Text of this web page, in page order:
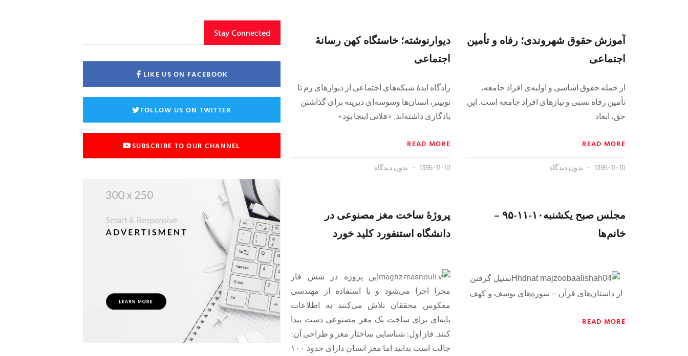
آموزش حقوق شهروندی؛ رفاه و تأمين
اجتماعى
از جمله حقوق اساسى و اوليه‌ی افراد جامعه،
تأمين رفاه نسبى و نيازهاى افراد جامعه است. اين
حق، ابعاد
READ MORE
1395-11-10 بدون دیدگاه
دیوارنوشته‌؛ خاستگاه‌ کهن رسانهٔ
اجتماعی
زادگاه ایدهٔ شبکه‌های اجتماعی از دیوارهای رم تا
توییتر، انسان‌ها وسوسه‌ای دیرینه‌ برای گذاشتن
یادگاری داشته‌اند. «فلانی اینجا بود»
READ MORE
1395-11-10 بدون دیدگاه
مجلس صبح یکشنبه١٠-١١-٩۵ –
خانم‌ها
تمثیل گرفتن
از داستان‌های قرآن – سوره‌های یوسف و کهف
READ MORE
پروژهٔ ساخت مغز مصنوعی در
دانشگاه استنفورد کلید خورد
این پروژه در شش فاز
مجزا اجرا می‌شود و با استفاده از مهندسی
معکوس محققان تلاش می‌کنند به اطلاعات
پایه‌ای برای ساخت یک مغز مصنوعی دست پیدا
کنند. فاز اول: شناسایی ساختار مغز و طراحی آن:
جالب است بدانید اما مغز انسان دارای حدود ۱۰۰
Stay Connected
LIKE US ON FACEBOOK
FOLLOW US ON TWITTER
SUBSCRIBE TO OUR CHANNEL